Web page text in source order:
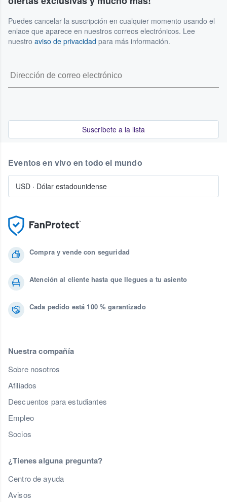
Puedes cancelar la suscripción en cualquier momento usando el
enlace que aparece en nuestros correos electrónicos. Lee
nuestro aviso de privacidad para más información.
Suscríbete a la lista
Compra y vende con seguridad
Atención al cliente hasta que llegues a tu asiento
Cada pedido está 100 % garantizado
Nuestra compañía
Sobre nosotros
Afiliados
Descuentos para estudiantes
Empleo
Socios
¿Tienes alguna pregunta?
Centro de ayuda
Avisos
Eventos en vivo en todo el mundo
USD · Dólar estadounidense